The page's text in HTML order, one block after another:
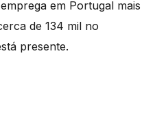
em Portugal mais
de 134 mil no
presente.